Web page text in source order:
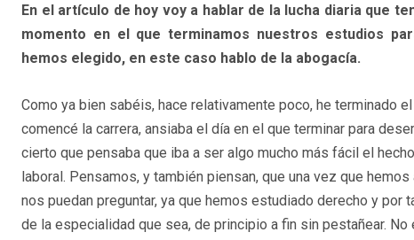
En el artículo de hoy voy a hablar de la lucha diaria que
momento en el que terminamos nuestros estudios
hemos elegido, en este caso hablo de la abogacía.
Como ya bien sabéis, hace relativamente poco, he terminado el
comencé la carrera, ansiaba el día en el que terminar para
cierto que pensaba que iba a ser algo mucho más fácil el
laboral. Pensamos, y también piensan, que una vez que
nos puedan preguntar, ya que hemos estudiado derecho y
de la especialidad que sea, de principio a fin sin pestañear.